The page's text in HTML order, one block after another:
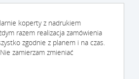
koperty z nadrukiem
razem realizacja zamówienia
zgodnie z planem i na czas.
zamierzam zmieniać